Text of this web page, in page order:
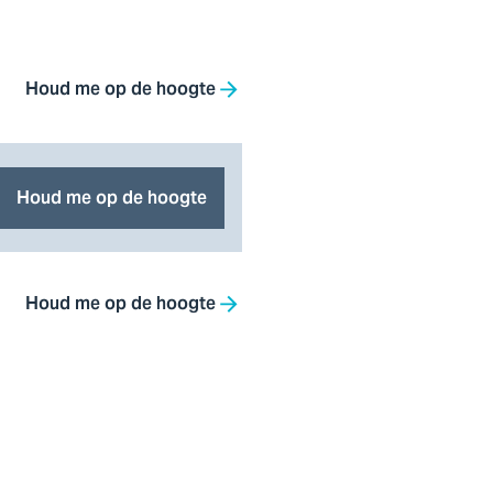
Houd me op de hoogte
Houd me op de hoogte
Houd me op de hoogte